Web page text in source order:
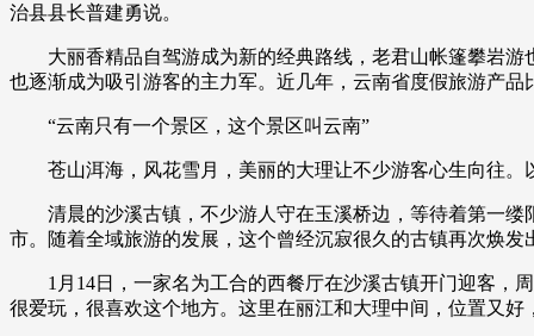
治县县长普建勇说。
大丽香精品自驾游成为新的经典路线，老君山帐篷攀岩游
也逐渐成为吸引游客的主力军。近几年，云南省度假旅游产
“云南只有一个景区，这个景区叫云南”
苍山洱海，风花雪月，美丽的大理让不少游客心生向往。
清晨的沙溪古镇，不少游人守在玉溪桥边，等待着第一缕
市。随着全域旅游的发展，这个曾经沉寂很久的古镇再次焕发
1月14日，一家名为工合的西餐厅在沙溪古镇开门迎客，周
很爱玩，很喜欢这个地方。这里在丽江和大理中间，位置又好